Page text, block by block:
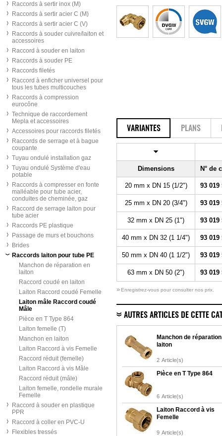
Raccords à sertir inox (M)
Raccords à sertir acier C (M)
Raccords à sertir acier C (V)
Raccords à souder cuivre/laiton et
accessoires
Raccord à souder en laiton
Raccords à souder PE
Raccords filetés
Raccord à enficher universel pour
tous les tubes multicouches
Raccords à compression
eurocône
Technique de raccordement
Mepla et accessoires
Accessoires pour raccords filetés
Raccords de serrage et à bague
coupante
Tuyau ondulé installation gaz
Tuyau ondulé Système d'eau
potable
Raccords à compresser en fonte
malléable pour tube acier,
conduites de cheminée, gaz
Raccord de serrage laiton pour
tube acier
Raccords PE plastique
Passage de murs et bouchons
Brides
Raccords laiton pour tube PE
Manchon de réparation en
laiton
Raccord coudé en laiton
Laiton Raccord coudé Femelle
Laiton mâle Raccord coudé
Mâle
Pièce en T Type 864
Laiton femelle (T)
Manchon en laiton
Laiton Raccord à vis Femelle
Raccord réduit (femelle)
Laiton Raccord à vis Mâle
Raccord réduit (mâle)
Laiton femelle, rondelle murale
Femelle
Raccord à souder en plastique
PPR
Raccord à coller en PVC-U
Flexibles tressés
VARIANTES PLANS
Dimensions N° de
20 mm x DN 15 (1/2") 93 019
25 mm x DN 20 (3/4") 93 019
32 mm x DN 25 (1") 93 019
40 mm x DN 32 (1 1/4") 93 019
50 mm x DN 40 (1 1/2") 93 019
63 mm x DN 50 (2") 93 019
» Enregistrez-vous pour consulter nos prix.
AUTRES ARTICLES DE CETTE
Manchon de
laiton
2 Article(s)
Pièce en T Type 864
6 Article(s)
Laiton Raccord à vis
Femelle
9 Article(s)